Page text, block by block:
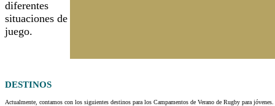
diferentes
situaciones de
juego.
DESTINOS
Actualmente, contamos con los siguientes destinos para los Campamentos de Verano de Rugby para jóvenes.